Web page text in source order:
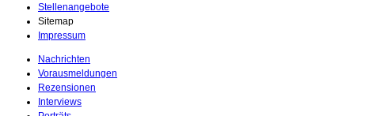
Stellenangebote
Sitemap
Impressum
Nachrichten
Vorausmeldungen
Rezensionen
Interviews